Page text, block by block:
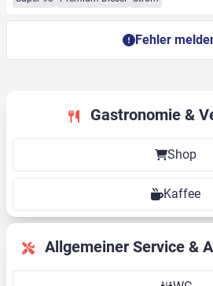
Fehler
Gastronomie &
Shop
Kaffee
Allgemeiner Service &